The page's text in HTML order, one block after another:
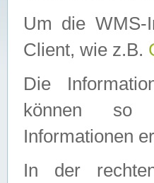
Um die WMS-
Client, wie z.B.
Die
können so
Informationen
In der